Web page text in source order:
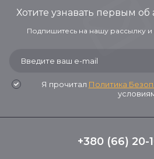
Хотите узнавать первым
Подпишитесь на нашу рассылку и
Я прочитал Политика
+380 (66) 20-